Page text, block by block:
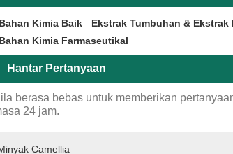
Bahan Kimia Baik Ekstrak Tumbuhan & Ekstrak
Bahan Kimia Farmaseutikal
Hantar Pertanyaan
berasa bebas untuk memberikan
24 jam.